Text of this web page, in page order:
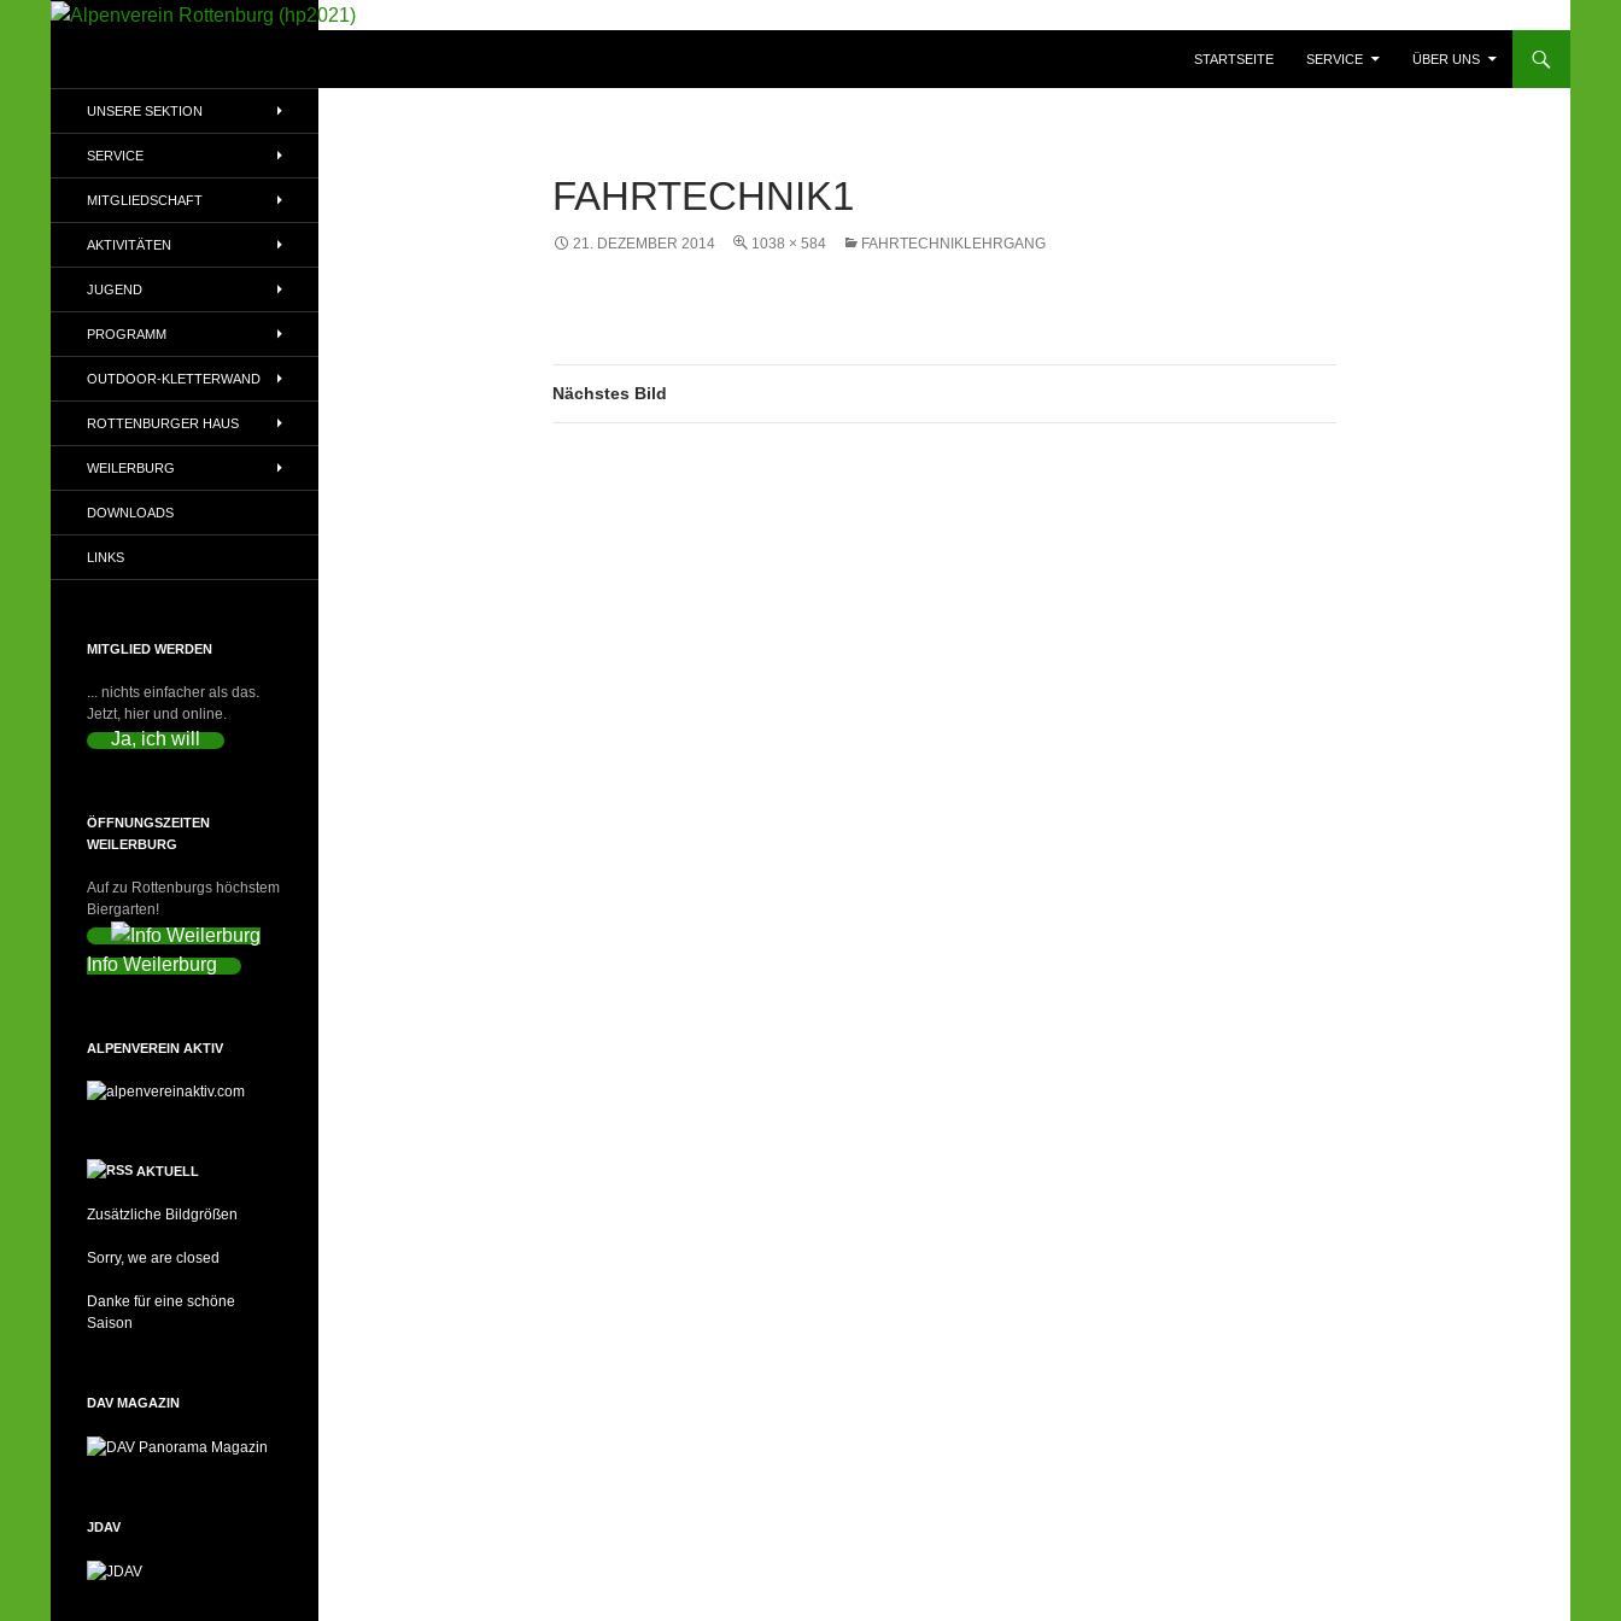
STARTSEITE
SERVICE ÜBER UNS
FAHRTECHNIK1
21. DEZEMBER 2014 1038 × 584 FAHRTECHNIKLEHRGANG
Nächstes Bild
(DAV)
UNSERE SEKTION
SERVICE
MITGLIEDSCHAFT
AKTIVITÄTEN
JUGEND
PROGRAMM
OUTDOOR-KLETTERWAND
ROTTENBURGER HAUS
WEILERBURG
DOWNLOADS
LINKS
MITGLIED WERDEN
... nichts einfacher als das.
Jetzt, hier und online.
Ja, ich will
ÖFFNUNGSZEITEN
WEILERBURG
Auf zu Rottenburgs höchstem
Biergarten!
Info Weilerburg
ALPENVEREIN AKTIV
AKTUELL
Zusätzliche Bildgrößen
Sorry, we are closed
Danke für eine schöne
Saison
DAV MAGAZIN
JDAV